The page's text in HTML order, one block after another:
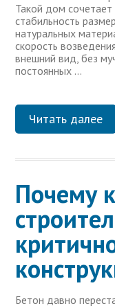
Такой дом сочетает
стабильность
натуральных
скорость
внешний вид, без
постоянных …
Читать далее
Почему
Бетон давно